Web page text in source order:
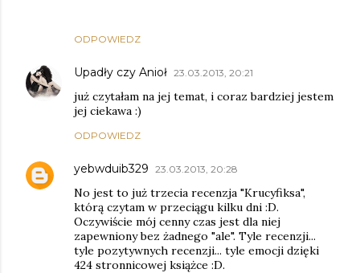
ODPOWIEDZ
Upadły czy Anioł 23.03.2013, 20:21
już czytałam na jej temat, i coraz bardziej jestem
jej ciekawa :)
ODPOWIEDZ
yebwduib329 23.03.2013, 20:28
No jest to już trzecia recenzja "Krucyfiksa",
którą czytam w przeciągu kilku dni :D.
Oczywiście mój cenny czas jest dla niej
zapewniony bez żadnego "ale". Tyle recenzji...
tyle pozytywnych recenzji... tyle emocji dzięki
424 stronnicowej książce :D.